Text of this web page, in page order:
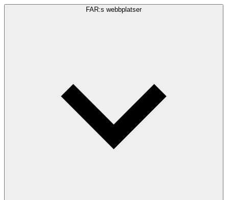
FAR:s webbplatser